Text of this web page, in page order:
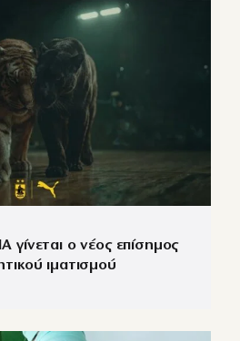
ο νέος επίσημος
ιματισμού